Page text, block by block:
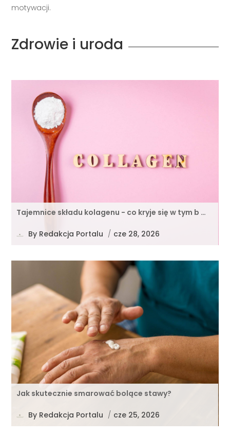
motywacji.
Zdrowie i uroda
Tajemnice składu kolagenu - co kryje się w tym b …
By Redakcja Portalu / cze 28, 2026
Jak skutecznie smarować bolące stawy?
By Redakcja Portalu / cze 25, 2026